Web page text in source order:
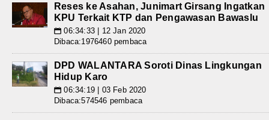
Reses ke Asahan, Junimart Girsang Ingatkan
KPU Terkait KTP dan Pengawasan Bawaslu
📅 06:34:33 | 12 Jan 2020
Dibaca:1976460 pembaca
DPD WALANTARA Soroti Dinas Lingkungan
Hidup Karo
📅 06:34:19 | 03 Feb 2020
Dibaca:574546 pembaca